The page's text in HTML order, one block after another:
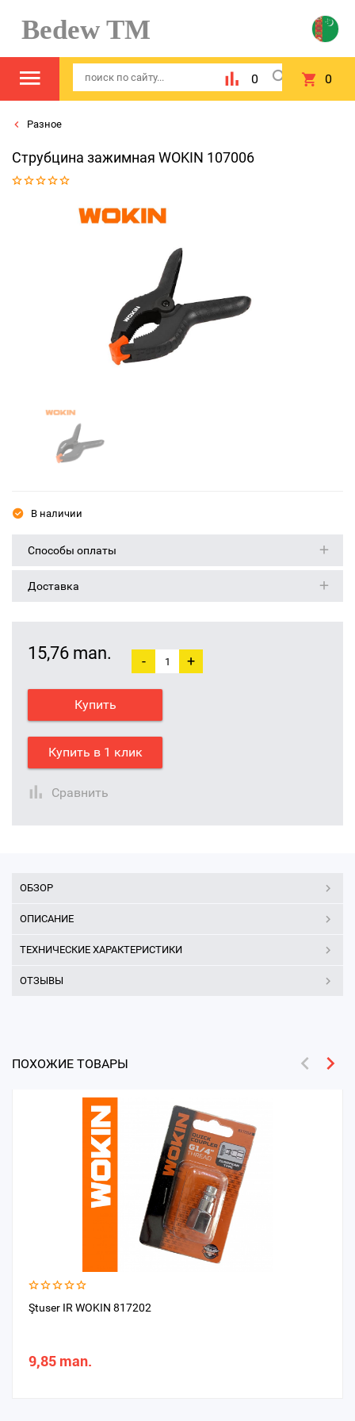
Bedew TM
0 0
Разное
Струбцина зажимная WOKIN 107006
В наличии
Способы оплаты
Доставка
15,76 man. - +
Купить
Купить в 1 клик
Сравнить
ОБЗОР
ОПИСАНИЕ
ТЕХНИЧЕСКИЕ ХАРАКТЕРИСТИКИ
ОТЗЫВЫ
ПОХОЖИЕ ТОВАРЫ
Ştuser IR WOKIN 817202
9,85 man.